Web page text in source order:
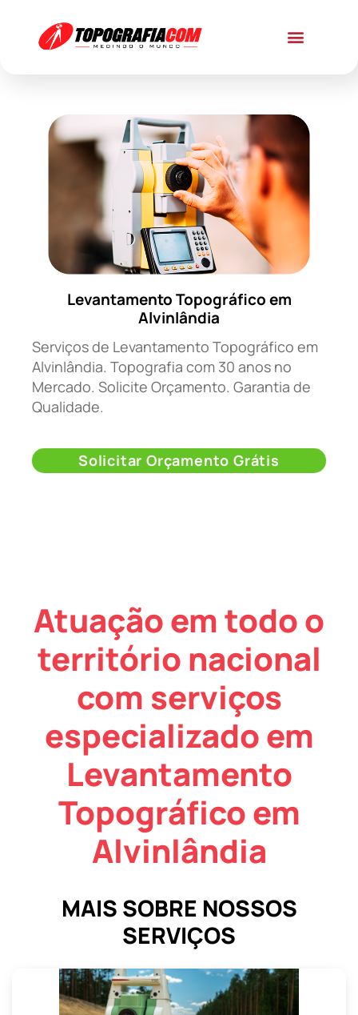
Levantamento Topográfico em
Alvinlândia
Serviços de Levantamento Topográfico em
Alvinlândia. Topografia com 30 anos no
Mercado. Solicite Orçamento. Garantia de
Qualidade.
Solicitar Orçamento Grátis
Atuação em todo o
território nacional
com serviços
especializado em
Levantamento
Topográfico em
Alvinlândia
MAIS SOBRE NOSSOS
SERVIÇOS